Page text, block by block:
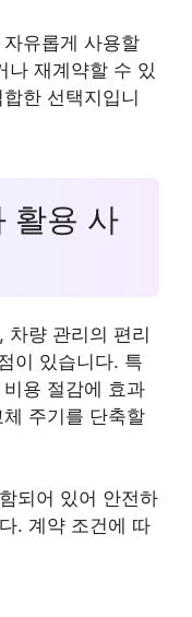
유롭게 사용할
나 재계약할 수 있
한 선택지입니
활용 사
차량 관리의 편리
이 있습니다. 특
용 절감에 효과
주기를 단축할
되어 있어 안전하
. 계약 조건에 따